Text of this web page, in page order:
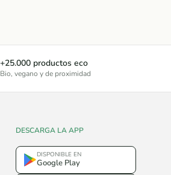
+25.000 productos eco
Bio, vegano y de proximidad
DESCARGA LA APP
DISPONIBLE EN
Google Play